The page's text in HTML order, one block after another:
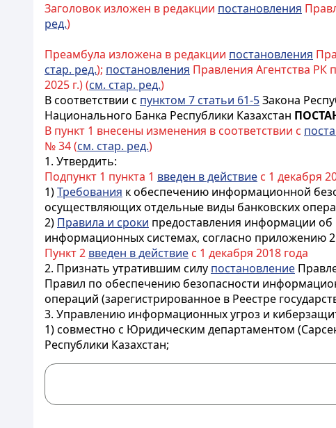
Заголовок изложен в редакции постановления
ред.)
Преамбула изложена в редакции постановления
стар. ред.); постановления Правления Агентства РК
2025 г.) (см. стар. ред.)
В соответствии с пунктом 7 статьи 61-5Закона
Национального Банка Республики Казахстан
В пункт 1 внесены изменения в соответствии с
№ 34 (см. стар. ред.)
1. Утвердить:
Подпункт 1 пункта 1 введен в действие с 1 декабря
1)Требования к обеспечению информационной
осуществляющих отдельные виды банковских
2) Правила и сроки предоставления информации
информационных системах, согласно приложению
Пункт 2 введен в действие с 1 декабря 2018 года
2. Признать утратившим силу постановление
Правил по обеспечению безопасности
операций (зарегистрированное в Реестре
3. Управлению информационных угроз и
1) совместно с Юридическим департаментом
Республики Казахстан;